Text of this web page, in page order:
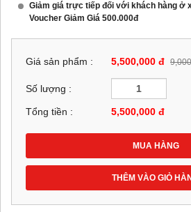
Giảm giá trực tiếp đối với khách hàng ở
Voucher Giảm Giá 500.000đ
Giá sản phẩm : 5,500,000 đ
Số lượng :
Tổng tiền : 5,500,000 đ
MUA HÀNG
THÊM VÀO GIỎ